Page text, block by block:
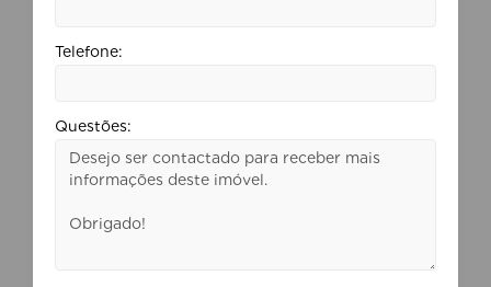
Telefone:
Questões: